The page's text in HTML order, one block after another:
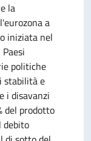
la
a
iniziata nel
politiche
stabilità e
i disavanzi
del prodotto
debito